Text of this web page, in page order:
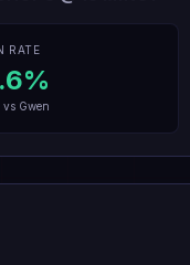
RATE
%
vs Gwen